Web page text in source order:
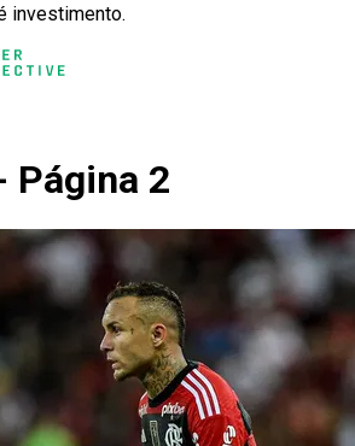
investimento.
Página 2